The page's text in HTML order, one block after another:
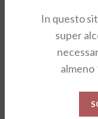
In questo
super
almeno
Champagne Brut